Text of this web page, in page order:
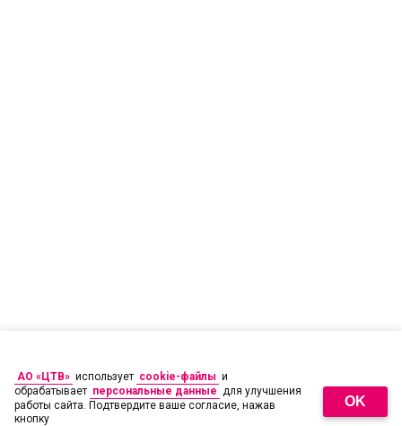
АО «ЦТВ» использует cookie-файлы и
обрабатывает персональные данные для улучшения
работы сайта. Подтвердите ваше согласие, нажав
кнопку
OK